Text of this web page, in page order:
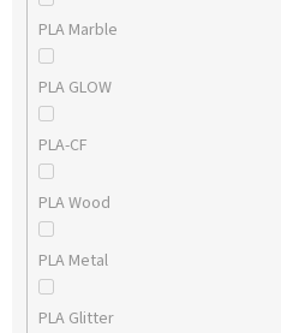
PLA Marble
PLA GLOW
PLA-CF
PLA Wood
PLA Metal
PLA Glitter